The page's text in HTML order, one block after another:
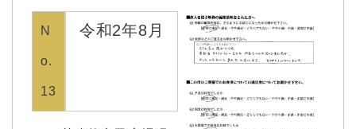
N
o.
13
令和2年8月